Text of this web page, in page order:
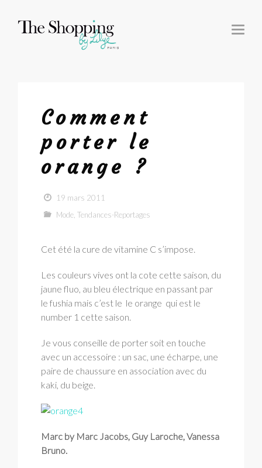
T
O
Comment
porter le
orange ?
19 mars 2011
Mode Tendances-Reportages
Cet été la cure de vitamine C s’impose.
Les couleurs vives ont la cote cette saison, du
jaune fluo, au bleu électrique en passant par
le fushia mais c’est le le orange qui est le
number 1 cette saison.
Je vous conseille de porter soit en touche
avec un accessoire : un sac, une écharpe, une
paire de chaussure en association avec du
kaki, du beige.
Marc by Marc Jacobs, Guy Laroche, Vanessa
Bruno.